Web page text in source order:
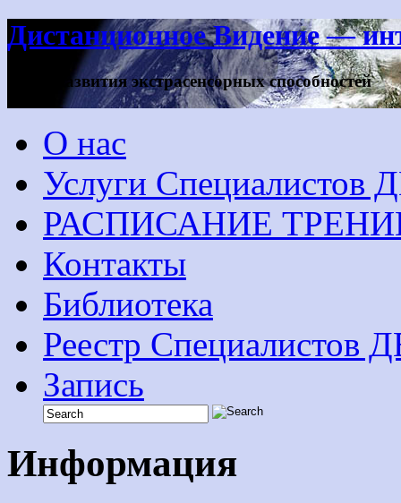
Дистанционное Видение —
метод развития экстрасенсорных способностей
О нас
Услуги Специалистов
РАСПИСАНИЕ
Контакты
Библиотека
Реестр Специалистов
Запись
Информация